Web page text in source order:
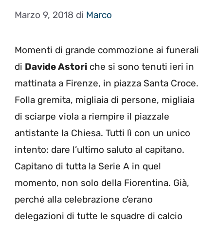
Marzo 9, 2018 di Marco
Momenti di grande commozione ai funerali
di Davide Astori che si sono tenuti ieri in
mattinata a Firenze, in piazza Santa Croce.
Folla gremita, migliaia di persone, migliaia
di sciarpe viola a riempire il piazzale
antistante la Chiesa. Tutti lì con un unico
intento: dare l’ultimo saluto al capitano.
Capitano di tutta la Serie A in quel
momento, non solo della Fiorentina. Già,
perché alla celebrazione c’erano
delegazioni di tutte le squadre di calcio